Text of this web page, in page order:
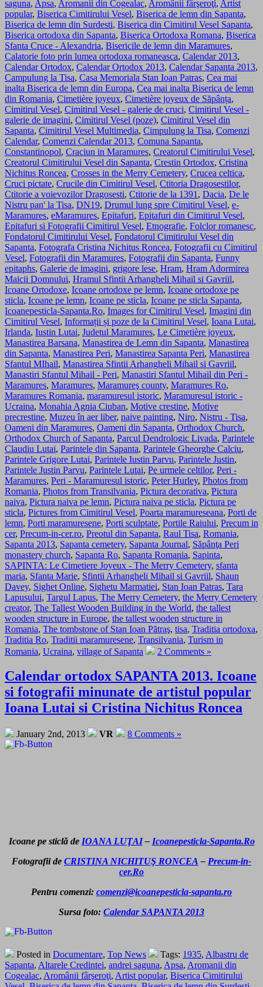
saguna, Apsa, Aromanii din Cogealac, Aromânii fârşeroţi, Artist
popular, Biserica Cimitirului Vesel, Biserica de lemn din Sapanta,
Biserica de lemn din Surdesti, Biserica din Cimitirul Vesel Sapanta,
Biserica ortodoxa din Sapanta, Biserica Ortodoxa Romana, Biserica
Sfanta Cruce - Alexandria, Bisericile de lemn din Maramures,
Calatorie foto prin lumea ortodoxa romaneasca, Calendar 2013,
Calendar Ortodox, Calendar Ortodox 2013, Calendar Sapanta 2013,
Campulung la Tisa, Casa Memoriala Stan Ioan Patras, Cea mai
inalta Biserica de lemn din Europa, Cea mai inalta Biserica de lemn
din Romania, Cimetière joyeux, Cimetière joyeux de Săpânța,
Cimitirul Vesel, Cimitirul Vesel - galerie de cruci, Cimitirul Vesel -
galerie de imagini, Cimitirul Vesel (poze), Cimitirul Vesel din
Sapanta, Cimitirul Vesel Multimedia, Cimpulung la Tisa, Comenzi
Calendar, Comenzi Calendar 2013, Comuna Sapanta,
Constantinopol, Craciun in Maramures, Creatorul Cimitirului Vesel,
Creatorul Cimitirului Vesel din Sapanta, Crestin Ortodox, Cristina
Nichitus Roncea, Crosses in the Merry Cemetery, Crucea celtica,
Cruci pictate, Crucile din Cimitirul Vesel, Ctitoria Dragosestilor,
Ctitorie a voievozilor Dragosesti, Ctitorie de la 1391 , Dacia, De le
Nistru pan' la Tisa, DN19, Drumul lung spre Cimitirul Vesel, e-
Maramures, eMaramures, Epitafuri, Epitafuri din Cimitirul Vesel,
Epitafuri si Fotografii Cimitirul Vesel, Etnografie, Folclor romanesc,
Fondatorul Cimitirului Vesel, Fondatorul Cimitirului Vesel din
Sapanta, Fotografa Cristina Nichitus Roncea, Fotografii cu Cimitirul
Vesel, Fotografii din Maramures, Fotografii din Sapanta, Funny
epitaphs, Galerie de imagini, grigore lese, Hram, Hram Adormirea
Maicii Domnului, Hramul Sfintii Arhangheli Mihail si Gavriil,
Icoane Ortodoxe, Icoane ortodoxe pe lemn, Icoane ortodoxe pe
sticla, Icoane pe lemn, Icoane pe sticla, Icoane pe sticla Sapanta,
Icoanepesticla-Sapanta.Ro, Images for Cimitirul Vesel, Imagini din
Cimitirul Vesel, Informații și poze de la Cimitirul Vesel, Ioana Lutai,
Irlanda, Iustin Lutai, Judetul Maramures, Le Cimetière joyeux,
Manastirea Barsana, Manastirea de Lemn din Sapanta, Manastirea
din Sapanta, Manastirea Peri, Manastirea Sapanta Peri, Manastirea
Sfantul MIhail, Manastirea Sfintii Arhangheli Mihail si Gavriil,
Manastiri Sfantul Mihail - Peri, Manastiri Sfantul Mihail din Peri -
Maramures, Maramures, Maramureş county, Maramures Ro,
Maramures Romania, maramuresul istoric, Maramuresul istoric -
Ucraina, Monahia Agnia Ciuban, Motive crestine, Motive
precrestine, Muzeu în aer liber, naive painting, Niro, Nistru - Tisa,
Oameni din Maramures, Oameni din Sapanta, Orthodox Church,
Orthodox Church of Sapanta, Parcul Dendrologic Livada, Parintele
Claudiu Lutai, Parintele din Sapanta, Parintele Gheorghe Calciu,
Parintele Grigore Lutai, Parintele Iustin Parvu, Parintele Justin,
Parintele Justin Parvu, Parintele Lutai, Pe urmele celtilor, Peri -
Maramures, Peri - Maramuresul istoric, Peter Hurley, Photos from
Romania, Photos from Transilvania, Pictura decorativa, Pictura
naiva, Pictura naiva pe lemn, Pictura naiva pe sticla, Pictura pe
sticla, Pictures from Cimitirul Vesel, Poarta maramureseana, Porti de
lemn, Porti maramuresene, Porti sculptate, Portile Raiului, Precum in
cer, Precum-in-cer.ro, Preotul din Sapanta, Raul Tisa, Romania,
Sapanta 2013, Sapanta cemetery, Sapanta Journal, Săpânţa Peri
monastery church, Sapanta Ro, Sapanta Romania, Sapinta,
SAPINTA: Le Cimetiere Joyeux - The Merry Cemetery, sfanta
maria, Sfanta Marie, Sfintii Arhangheli Mihail si Gavriil, Shaun
Davey, Sighet Online, Sighetu Marmatiei, Stan Ioan Patras, Tara
Lapusului, Targul Lapus, The Merry Cemetery, the Merry Cemetery
creator, The Tallest Wooden Building in the World, the tallest
wooden structure in Europe, the tallest wooden structure in
Romania, The tombstone of Stan Ioan Pătraş, tisa, Traditia ortodoxa,
Traditia Ro, Traditii maramuresene, Transilvania, Turism in
Romania, Ucraina, village of Sapanta 2 Comments »
Calendar ortodox SAPANTA 2013. Icoane
si fotografii minunate de artistul popular
Ioana Lutai si Cristina Nichitus Roncea
January 2nd, 2013 VR 8 Comments »
Icoane pe sticlă de IOANA LUŢAI– Icoanepesticla-Sapanta.Ro
Fotografii de CRISTINA NICHITUŞ RONCEA – Precum-in-
cer.Ro
Pentru comenzi: comenzi@icoanepesticla-sapanta.ro
Sursa foto: Calendar SAPANTA 2013
Posted in Documentare, Top News Tags: 1935, Albastru de
Sapanta, Altarele Credintei, andrei saguna, Apsa, Aromanii din
Cogealac, Aromânii fârşeroţi, Artist popular, Biserica Cimitirului